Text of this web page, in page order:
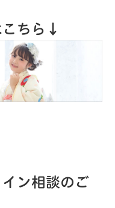
こちら↓
ン相談のご